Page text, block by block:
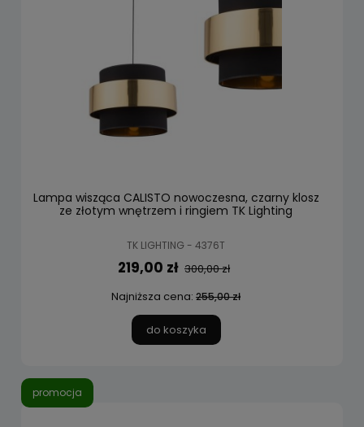
Lampa wisząca CALISTO nowoczesna, czarny klosz
ze złotym wnętrzem i ringiem TK Lighting
TK LIGHTING - 4376T
219,00 zł 300,00 zł
Najniższa cena: 255,00 zł
do koszyka
promocja